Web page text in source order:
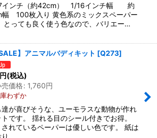
インチ（約42cm） 1/16インチ幅 約
幅 100枚入り 黄色系のミックスペーパー
とっても良く使う色なので、バリエー…
】アニマルバディキット [Q273]
円(税込)
価格: 1,760円
わずか
が喜びそうな、ユーモラスな動物が作れ
です。 揺れる目のシール付きでお得。
されているペーパーは優しい色です。 紙は
…